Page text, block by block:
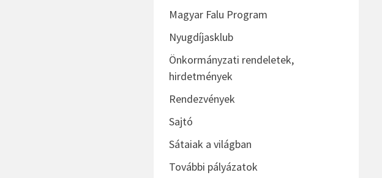
Magyar Falu Program
Nyugdíjasklub
Önkormányzati rendeletek,
hirdetmények
Rendezvények
Sajtó
Sátaiak a világban
További pályázatok